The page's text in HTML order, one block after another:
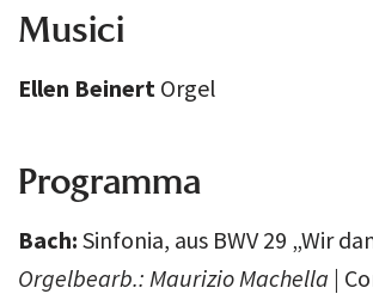
Musici
Ellen Beinert Orgel
Programma
Bach: Sinfonia, aus BWV 29 „Wir
Orgelbearb.: Maurizio Machella |